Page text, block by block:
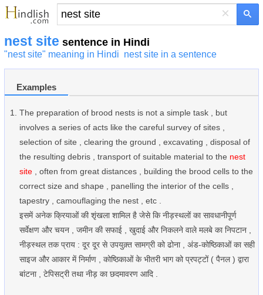
×
nest site sentence in Hindi
"nest site" meaning in Hindi nest site in a sentence
Examples
The preparation of brood nests is not a simple task , but
involves a series of acts like the careful survey of sites ,
selection of site , clearing the ground , excavating , disposal of
the resulting debris , transport of suitable material to the nest
site , often from great distances , building the brood cells to the
correct size and shape , panelling the interior of the cells ,
tapestry , camouflaging the nest , etc .
इसमें अनेक क्रियाओं की शृंखला शामिल है जेसे कि नीड़स्थलों का सावधानीपूर्ण
सर्वेक्षण और चयन , जमीन की सफाई , खुदाई और निकलने वाले मलबे का निपटान ,
नीड़स्थल तक प्राय : दूर दूर से उपयुक़्त सामग्री को ढोना , अंड-कोष्ठिकाओं का सही
साइज और आकार में निर्माण , कोष्ठिकाओं के भीतरी भाग को प्रपट्टों ( पैनल ) द्वारा
बांटना , टेपिसट्री तथा नीड़ का छदमावरण आदि .